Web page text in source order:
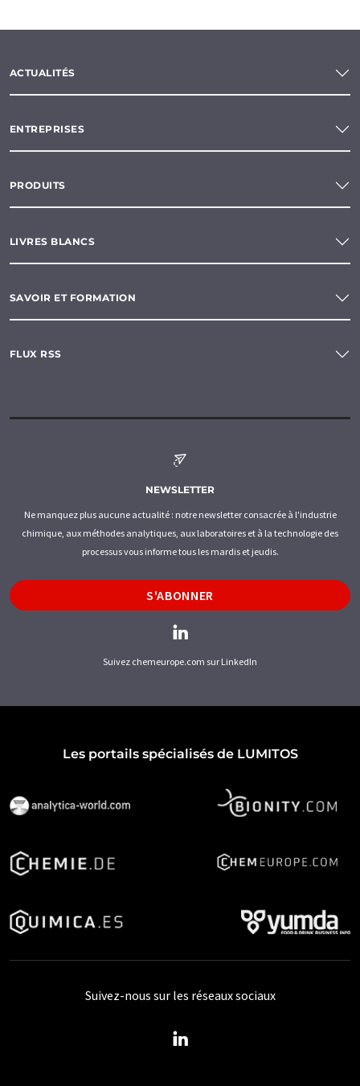
ACTUALITÉS
ENTREPRISES
PRODUITS
LIVRES BLANCS
SAVOIR ET FORMATION
FLUX RSS
NEWSLETTER
Ne manquez plus aucune actualité : notre newsletter consacrée à l'industrie
chimique, aux méthodes analytiques, aux laboratoires et à la technologie des
processus vous informe tous les mardis et jeudis.
S'ABONNER
Suivez chemeurope.com sur LinkedIn
Les portails spécialisés de LUMITOS
Suivez-nous sur les réseaux sociaux